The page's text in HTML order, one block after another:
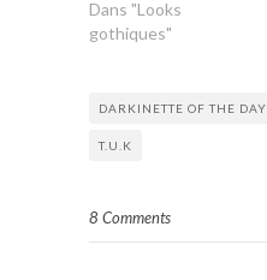
Dans "Looks
gothiques"
DARKINETTE OF THE DAY
T.U.K
8 Comments